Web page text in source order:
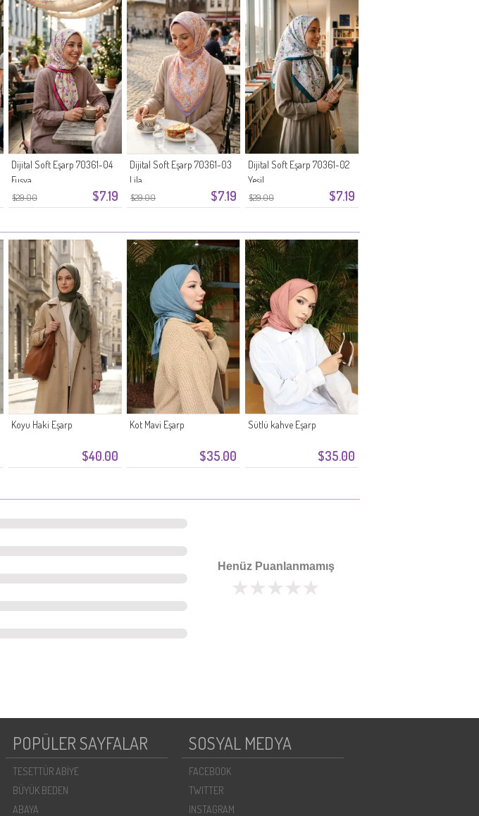
$29.00 $7.19
Dijital Soft Eşarp 70361-04
Fuşya
$29.00 $7.19
Dijital Soft Eşarp 70361-03
Lila
$29.00 $7.19
Dijital Soft Eşarp 70361-02
Yeşil
$40.00
Koyu Haki Eşarp
$35.00
Kot Mavi Eşarp
$35.00
Sütlü kahve Eşarp
Henüz Puanlanmamış
POPÜLER SAYFALAR
TESETTÜR ABİYE
BÜYÜK BEDEN
ABAYA
SOSYAL MEDYA
FACEBOOK
TWITTER
INSTAGRAM